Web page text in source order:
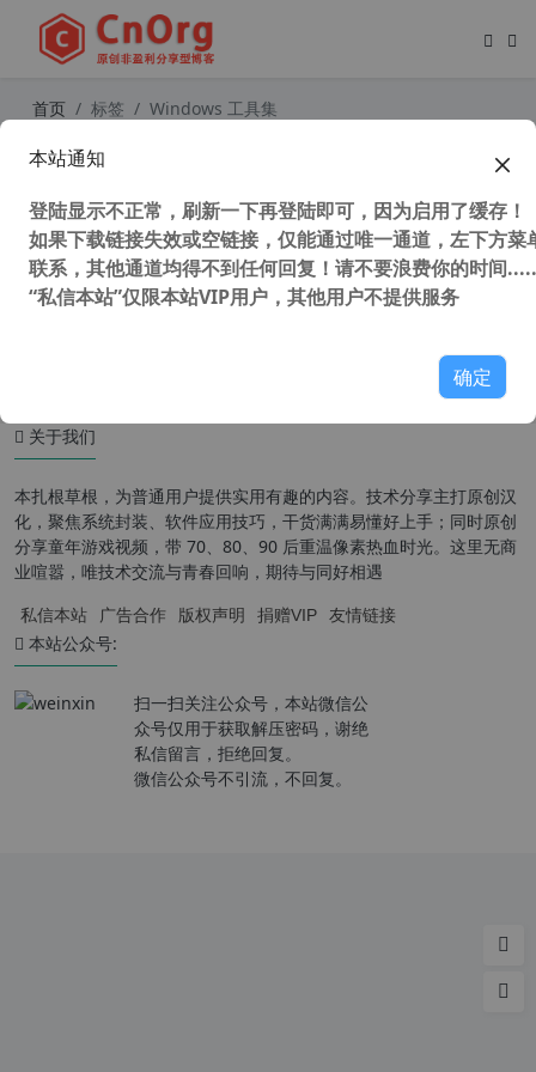
首页 标签 Windows 工具集
关于我们
本扎根草根，为普通用户提供实用有趣的内容。技术分享主打原创汉
化，聚焦系统封装、软件应用技巧，干货满满易懂好上手；同时原创
分享童年游戏视频，带 70、80、90 后重温像素热血时光。这里无商
业喧嚣，唯技术交流与青春回响，期待与同好相遇
私信本站 广告合作 版权声明 捐赠VIP 友情链接
本站公众号:
扫一扫关注公众号，本站微信公
众号仅用于获取解压密码，谢绝
私信留言，拒绝回复。
微信公众号不引流，不回复。
本站通知
登陆显示不正常，刷新一下再登陆即可，因为启用了缓存！
如果下载链接失效或空链接，仅能通过唯一通道，左下方菜
联系，其他通道均得不到任何回复！请不要浪费你的时间
“私信本站”仅限本站VIP用户，其他用户不提供服务
确定